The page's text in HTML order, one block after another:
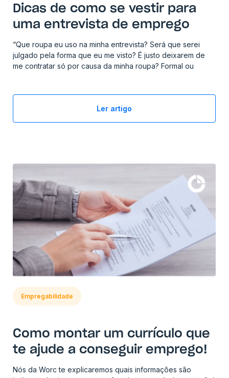
Dicas de como se vestir para
uma entrevista de emprego
“Que roupa eu uso na minha entrevista? Será que serei
julgado pela forma que eu me visto? É justo deixarem de
me contratar só por causa da minha roupa? Formal ou
Ler artigo
Empregabilidade
Como montar um currículo que
te ajude a conseguir emprego!
Nós da Worc te explicaremos quais informações são